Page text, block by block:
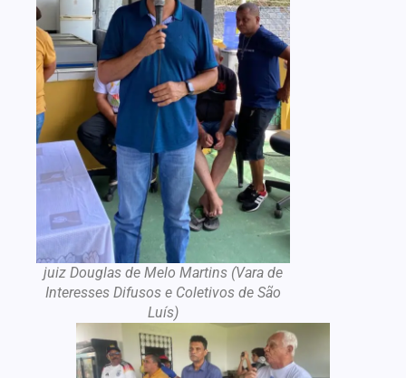
juiz Douglas de Melo Martins (Vara de
Interesses Difusos e Coletivos de São
Luís)